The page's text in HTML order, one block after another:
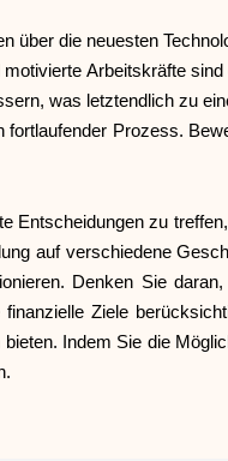
über die neuesten
Arbeitskräfte
was letztendlich zu
Prozess.
Entscheidungen zu
auf verschiedene
Denken Sie
Ziele
Indem Sie die